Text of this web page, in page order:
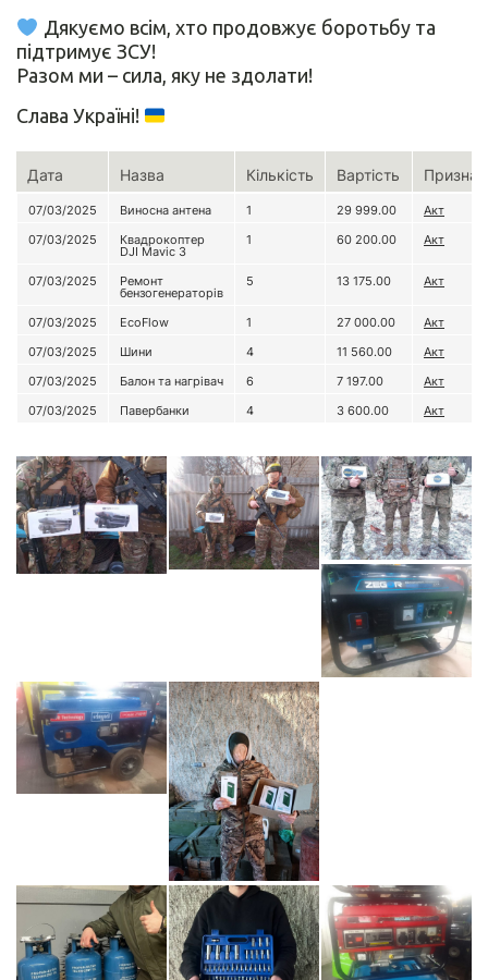
Дякуємо всім, хто продовжує боротьбу та
підтримує ЗСУ!
Разом ми – сила, яку не здолати!
Слава Україні!
Дата Назва Кількість Вартість
07/03/2025 Виносна антена 1 29 999.00
Акт
07/03/2025
Квадрокоптер
DJI Mavic 3
1 60 200.00 Акт
07/03/2025 Ремонт
бензогенераторів
5 13 175.00 Акт
07/03/2025 EcoFlow 1 27 000.00
Акт
07/03/2025
Шини 4 11 560.00
Акт
07/03/2025
Балон та нагрівач 6 7 197.00
Акт
07/03/2025
Павербанки 4 3 600.00 Акт